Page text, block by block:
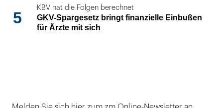
5
KBV hat die Folgen berechnet
GKV-Spargesetz bringt finanzielle Einbußen
für Ärzte mit sich